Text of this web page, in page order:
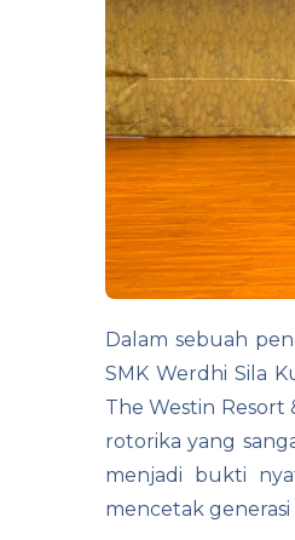
Dalam sebuah
SMK Werdhi Sila
The Westin Resort
rotorika yang
menjadi bukti
mencetak